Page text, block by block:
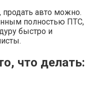
продать авто можно.
полностью ПТС,
быстро и
что делать: